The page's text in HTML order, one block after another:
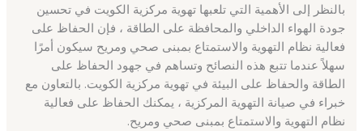
بالنظر إلى الأهمية التي تلعبها تهوية مركزية الكويت في تحسين
جودة الهواء الداخلي والمحافظة على الطاقة ، فإن الحفاظ على
فعالية نظام التهوية والاستمتاع بمبنى صحي ومريح سيكون أمرًا
سهلاً عندما تتبع هذه النصائح وتساهم في جهود الحفاظ على
الطاقة والحفاظ على البيئة في تهوية مركزية الكويت. بالتعاون مع
خبراء في صيانة التهوية المركزية ، يمكنك الحفاظ على فعالية
نظام التهوية والاستمتاع بمبنى صحي ومريح.